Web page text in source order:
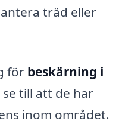
träd eller
för beskärning i
till att de har
inom området.